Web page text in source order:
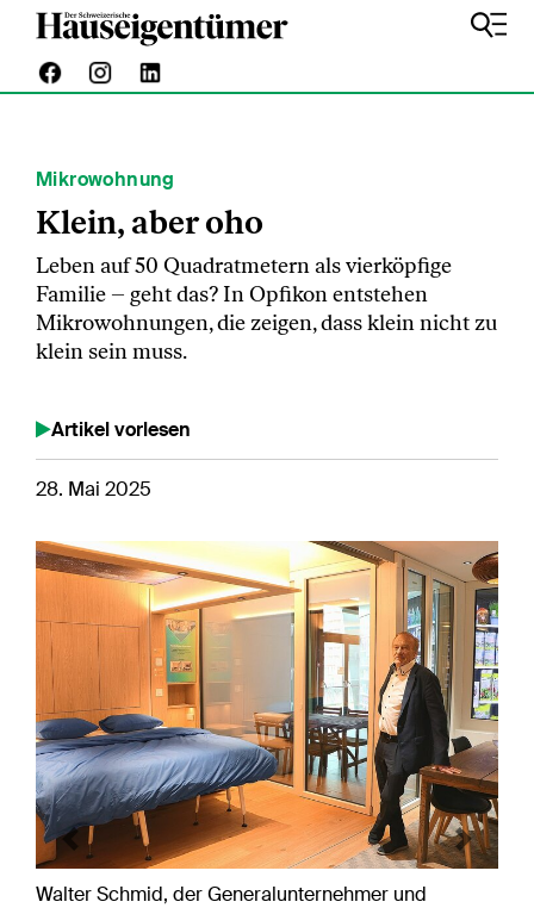
Mikrowohnung
Klein, aber oho
Leben auf 50 Quadratmetern als vierköpfige
Familie – geht das? In Opfikon entstehen
Mikrowohnungen, die zeigen, dass klein nicht zu
klein sein muss.
Artikel vorlesen
28. Mai 2025
Walter Schmid, der Generalunternehmer und
Previous Next